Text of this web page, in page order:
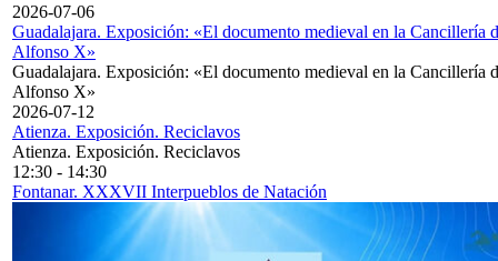
2026-07-06
Guadalajara. Exposición: «El documento medieval en la Cancillería
Alfonso X»
Guadalajara. Exposición: «El documento medieval en la Cancillería
Alfonso X»
2026-07-12
Atienza. Exposición. Reciclavos
Atienza. Exposición. Reciclavos
12:30 - 14:30
Fontanar. XXXVII Interpueblos de Natación